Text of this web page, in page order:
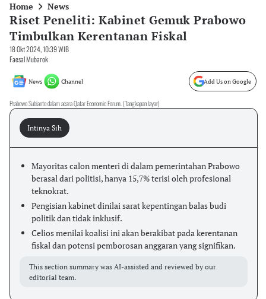
Home News
Riset Peneliti: Kabinet Gemuk Prabowo
Timbulkan Kerentanan Fiskal
18 Okt 2024, 10:39 WIB
Faesal Mubarok
News Channel Add Us on Google
Prabowo Subianto dalam acara Qatar Economic Forum. (Tangkapan layar)
Intinya Sih
Mayoritas calon menteri di dalam pemerintahan Prabowo
berasal dari politisi, hanya 15,7% terisi oleh profesional
teknokrat.
Pengisian kabinet dinilai sarat kepentingan balas budi
politik dan tidak inklusif.
Celios menilai koalisi ini akan berakibat pada kerentanan
fiskal dan potensi pemborosan anggaran yang signifikan.
This section summary was AI-assisted and reviewed by our
editorial team.